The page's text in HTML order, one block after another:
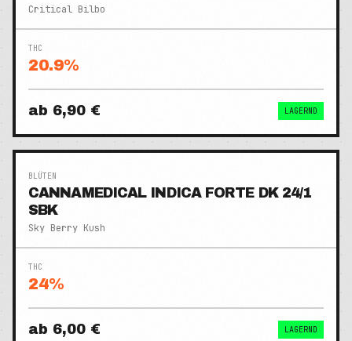
Critical Bilbo
THC
20.9%
ab 6,90 € LAGERND
BLÜTEN
CANNAMEDICAL INDICA FORTE DK 24/1
SBK
Sky Berry Kush
THC
24%
ab 6,00 € LAGERND